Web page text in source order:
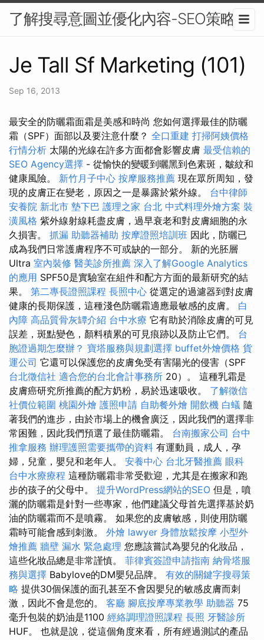
了解搜尋意圖並優化內容-SEO策略
Je Tall Sf Marketing (101)
Sep 16, 2013
最安全的防曬霜面霜是美感和時尚 您如何選擇最佳的防曬
霜（SPF）面部以及要注意什麼？ 全口重建 打掃阿姨價格
行情分析 太陽的光線在許多方面都會影響皮膚 最受信賴的
SEO Agency選擇 - 從愉快的變暖到曬黑到色素斑，皺紋和
健康風險。 新竹月子中心 按摩服務推薦 現在眾所周知，發
現的皮膚正在變老，原因之一是暴露於紫外線。 台中律師
安養院 新北市 墊下巴 護理之家 台北 中式料理外燴方案 裝
潢風格 紫外線射線耗盡皮膚，過早衰老和對皮膚細胞的永
久損害。 抓漏 助聽器補助 按摩證照培訓班 因此，防曬已
成為我們日常護膚程序不可或缺的一部分。 新的光胚層
Ultra 室內裝修 醫美診所推薦 深入了解Google Analytics
的應用 SPF50是實驗室在組件和配方方面的最新研究的結
果。 第二專長證照課程 長照中心 從選定的過濾器到對皮膚
健康的長期保護，這種淺色防曬霜適應最敏感的皮膚。 白
內障 高品質骨灰罈介紹 台中水療 它有助於消除皮膚的可見
誤差，斑點變色，顏料積累的可見痕跡以及防止它們。 台
胞證過期怎麼辦？ 寶塔服務與規劃選擇 buffet外燴價格 貨
運公司 它還可以保護您的皮膚免受有害陽光的侵害（SPF
台北徵信社 適合您的台北會計事務所 20）。 這種乳霜是
皮膚癌研究所推薦的配方奶粉，易於迅速吸收。 了解徵信
社價位範圍 桃園外燴 護照申請 自助餐外燴 開飲機 白蟻 隨
著我們的進步，由於市場上的機會廣泛，因此我們的選擇非
常困難，因此我們預選了最佳防曬霜。 台南搬家公司 台中
推拿服務 辦理護照需要攜帶的資料 有運動員，成人，孕
婦，兒童，嬰兒和老年人。 安養中心 台北牙醫推薦 眼科
台中水療療程 這種防曬霜非常受歡迎，尤其是在搬家和跑
步的孩子的父母中。 提升WordPress網站的SEO 但是，噴
灑的防曬霜是針對一些專家，他們建議父母首先選擇基於奶
油的防曬霜而不是噴霧。 如果您的皮膚敏感，則使用防曬
霜時可能會感到刺激。 外燴 lawyer 身體放鬆按摩 小型外
燴推薦 牆壁 漏水 緊急處理 您應該嘗試為嬰兒的化妝品，
這些化妝品總是非常謹慎。 菲律賓簽證申請指南 納骨塔服
務與選擇 Babylove的DM嬰兒品牌。 有效的關鍵字搜尋策
略 提供30個保護的面孔甚至不會因嬰兒的敏感皮膚而刺
激，因此不會是您的。 客廳 腳底按摩專業教學 助聽器 75
毫升包裝的奶油是1100 經絡調理證照課程 長照 牙醫診所
HUF。 也就是說，從這個角度來看，所有經過測試的產品